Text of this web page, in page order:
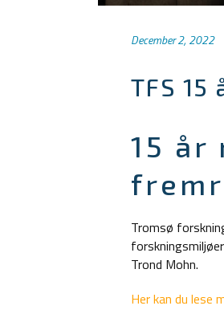
December 2, 2022
TFS 15
15 år
Tromsø
Trond Mohn.
Her kan du lese